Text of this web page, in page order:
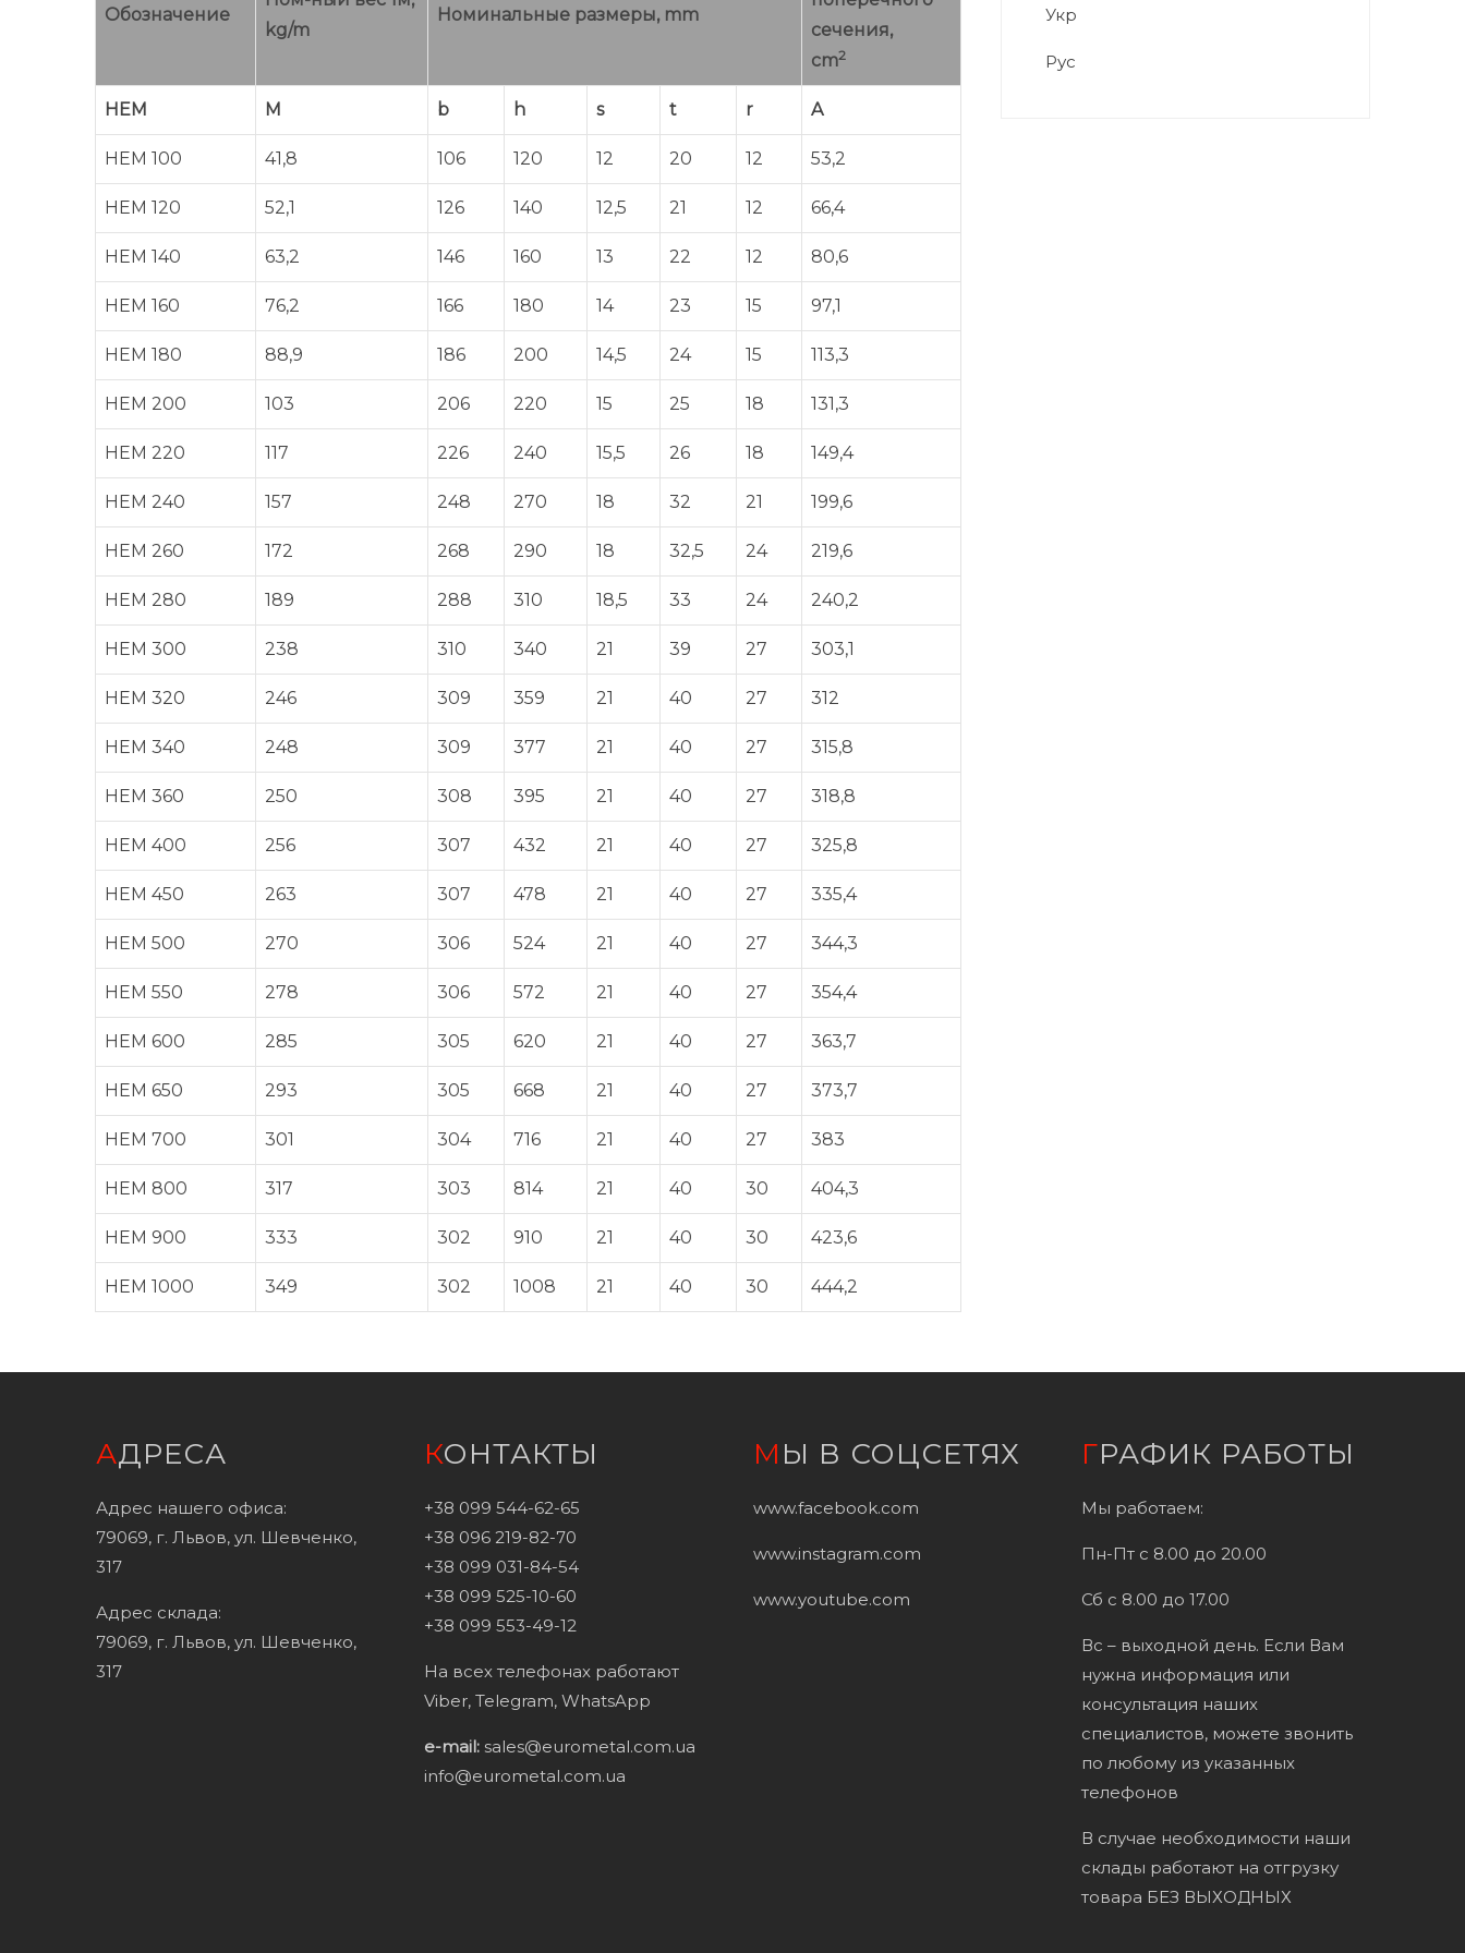
Обозначение
kg/m
Номинальные размеры, mm
сечения,
cm2
HEM M b h s t r A
HEM 100 41,8 106 120 12 20 12 53,2
HEM 120 52,1 126 140 12,5 21 12 66,4
HEM 140 63,2 146 160 13 22 12 80,6
HEM 160 76,2 166 180 14 23 15 97,1
HEM 180 88,9 186 200 14,5 24 15 113,3
HEM 200 103 206 220 15 25 18 131,3
HEM 220 117 226 240 15,5 26 18 149,4
HEM 240 157 248 270 18 32 21 199,6
HEM 260 172 268 290 18 32,5 24 219,6
HEM 280 189 288 310 18,5 33 24 240,2
HEM 300 238 310 340 21 39 27 303,1
HEM 320 246 309 359 21 40 27 312
HEM 340 248 309 377 21 40 27 315,8
HEM 360 250 308 395 21 40 27 318,8
HEM 400 256 307 432 21 40 27 325,8
HEM 450 263 307 478 21 40 27 335,4
HEM 500 270 306 524 21 40 27 344,3
HEM 550 278 306 572 21 40 27 354,4
HEM 600 285 305 620 21 40 27 363,7
HEM 650 293 305 668 21 40 27 373,7
HEM 700 301 304 716 21 40 27 383
HEM 800 317 303 814 21 40 30 404,3
HEM 900 333 302 910 21 40 30 423,6
HEM 1000 349 302 1008 21 40 30 444,2
Укр
Рус
АДРЕСА
Адрес нашего офиса:
79069, г. Львов, ул. Шевченко,
317
Адрес склада:
79069, г. Львов, ул. Шевченко,
317
КОНТАКТЫ
+38 099 544-62-65
+38 096 219-82-70
+38 099 031-84-54
+38 099 525-10-60
+38 099 553-49-12
На всех телефонах работают
Viber, Telegram, WhatsApp
e-mail: sales@eurometal.com.ua
info@eurometal.com.ua
МЫ В СОЦСЕТЯХ
www.facebook.com
www.instagram.com
www.youtube.com
ГРАФИК РАБОТЫ
Мы работаем:
Пн-Пт с 8.00 до 20.00
Сб с 8.00 до 17.00
Вс – выходной день. Если Вам
нужна информация или
консультация наших
специалистов, можете звонить
по любому из указанных
телефонов
В случае необходимости наши
склады работают на отгрузку
товара БЕЗ ВЫХОДНЫХ